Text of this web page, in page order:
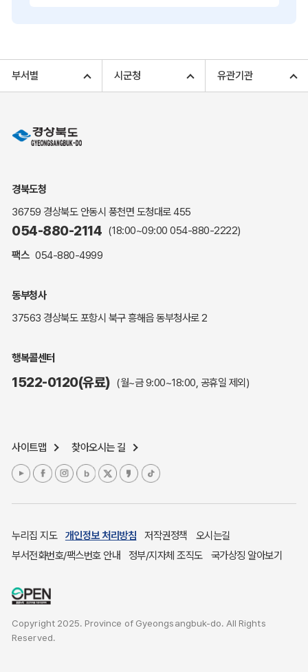
고향사랑기부 아너스 클럽
민원상담
민원안내
해명·설명자료
자주하는 질문
복지신문고
세입세출예산서
업무추진비 공개
주민참여예산제도
여성복지
장애인 복지시책
귀농귀촌종합지원센터
부동산중개보수 안내
부서별 시군청 유관기관
경북도청
36759 경상북도 안동시 풍천면 도청대로 455
054-880-2114 (18:00~09:00 054-880-2222)
팩스 054-880-4999
동부청사
37563 경상북도 포항시 북구 흥해읍 동부청사로 2
행복콜센터
1522-0120(유료) (월~금 9:00~18:00, 공휴일 제외)
사이트맵 찾아오시는 길
누리집 지도 개인정보 처리방침 저작권정책
오시는길
부서전화번호/팩스번호 안내
정부/지자체 조직도 국가상징 알아보기
Copyright 2025. Province of Gyeongsangbuk-do. All Rights
Reserved.